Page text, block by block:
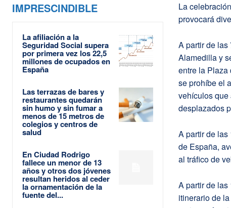
IMPRESCINDIBLE
La afiliación a la
Seguridad Social supera
por primera vez los 22,5
millones de ocupados en
España
Las terrazas de bares y
restaurantes quedarán
sin humo y sin fumar a
menos de 15 metros de
colegios y centros de
salud
En Ciudad Rodrigo
fallece un menor de 13
años y otros dos jóvenes
resultan heridos al ceder
la ornamentación de la
fuente del...
La
provocará
A partir de
Alamedilla y
entre la Plaza
se prohíbe el
vehículos que
desplazados
A partir de
de España,
al tráfico de
A partir de las
itinerario de